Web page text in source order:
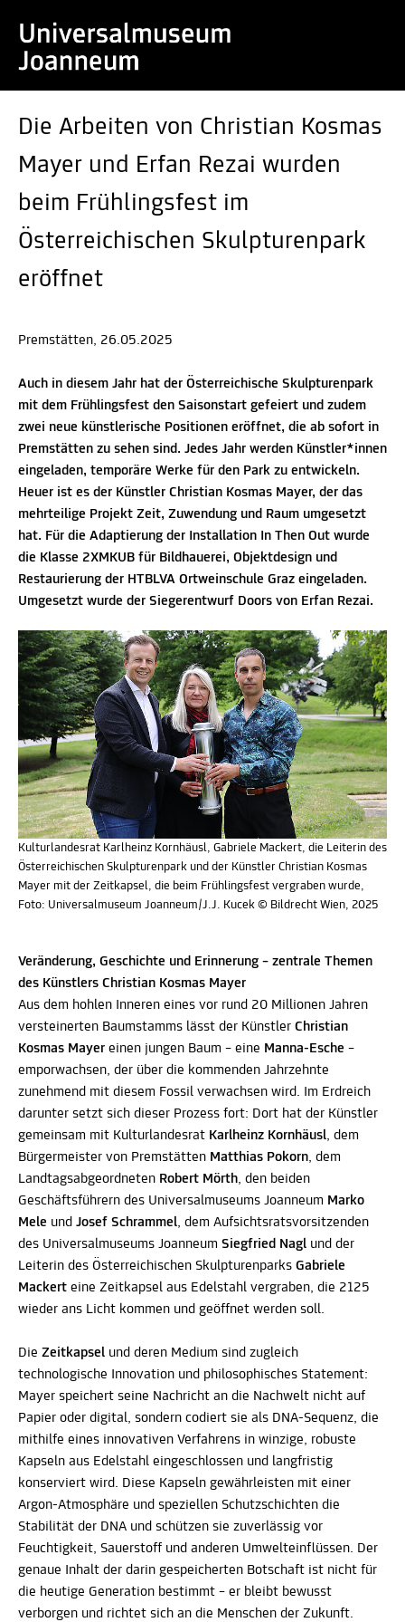
Die Arbeiten von Christian Kosmas
Mayer und Erfan Rezai wurden
beim Frühlingsfest im
Österreichischen Skulpturenpark
eröffnet
Premstätten, 26.05.2025
Auch in diesem Jahr hat der Österreichische Skulpturenpark
mit dem Frühlingsfest den Saisonstart gefeiert und zudem
zwei neue künstlerische Positionen eröffnet, die ab sofort in
Premstätten zu sehen sind. Jedes Jahr werden Künstler*innen
eingeladen, temporäre Werke für den Park zu entwickeln.
Heuer ist es der Künstler Christian Kosmas Mayer, der das
mehrteilige Projekt Zeit, Zuwendung und Raum umgesetzt
hat. Für die Adaptierung der Installation In Then Out wurde
die Klasse 2XMKUB für Bildhauerei, Objektdesign und
Restaurierung der HTBLVA Ortweinschule Graz eingeladen.
Umgesetzt wurde der Siegerentwurf Doors von Erfan Rezai.
Kulturlandesrat Karlheinz Kornhäusl, Gabriele Mackert, die Leiterin des
Österreichischen Skulpturenpark und der Künstler Christian Kosmas
Mayer mit der Zeitkapsel, die beim Frühlingsfest vergraben wurde,
Foto: Universalmuseum Joanneum/J.J. Kucek © Bildrecht Wien, 2025
Veränderung, Geschichte und Erinnerung – zentrale Themen
des Künstlers Christian Kosmas Mayer
Aus dem hohlen Inneren eines vor rund 20 Millionen Jahren
versteinerten Baumstamms lässt der Künstler Christian
Kosmas Mayer einen jungen Baum – eine Manna-Esche –
emporwachsen, der über die kommenden Jahrzehnte
zunehmend mit diesem Fossil verwachsen wird. Im Erdreich
darunter setzt sich dieser Prozess fort: Dort hat der Künstler
gemeinsam mit Kulturlandesrat Karlheinz Kornhäusl, dem
Bürgermeister von Premstätten Matthias Pokorn, dem
Landtagsabgeordneten Robert Mörth, den beiden
Geschäftsführern des Universalmuseums Joanneum Marko
Mele und Josef Schrammel, dem Aufsichtsratsvorsitzenden
des Universalmuseums Joanneum Siegfried Nagl und der
Leiterin des Österreichischen Skulpturenparks Gabriele
Mackert eine Zeitkapsel aus Edelstahl vergraben, die 2125
wieder ans Licht kommen und geöffnet werden soll.
Die Zeitkapsel und deren Medium sind zugleich
technologische Innovation und philosophisches Statement:
Mayer speichert seine Nachricht an die Nachwelt nicht auf
Papier oder digital, sondern codiert sie als DNA-Sequenz, die
mithilfe eines innovativen Verfahrens in winzige, robuste
Kapseln aus Edelstahl eingeschlossen und langfristig
konserviert wird. Diese Kapseln gewährleisten mit einer
Argon-Atmosphäre und speziellen Schutzschichten die
Stabilität der DNA und schützen sie zuverlässig vor
Feuchtigkeit, Sauerstoff und anderen Umwelteinflüssen. Der
genaue Inhalt der darin gespeicherten Botschaft ist nicht für
die heutige Generation bestimmt – er bleibt bewusst
verborgen und richtet sich an die Menschen der Zukunft.